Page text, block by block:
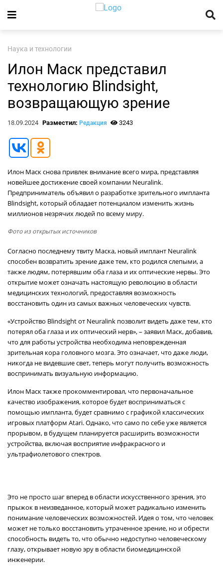
Наука и технологии
Илон Маск представил
технологию Blindsight,
возвращающую зрение
18.09.2024 Разместил: Редакция 3243
Илон Маск снова привлек внимание всего мира, представляя
новейшее достижение своей компании Neuralink.
Предприниматель объявил о разработке зрительного импланта
Blindsight, который обладает потенциалом изменить жизнь
миллионов незрячих людей по всему миру.
Фото из открытых источников
Согласно последнему твиту Маска, новый имплант Neuralink
способен возвратить зрение даже тем, кто родился слепыми, а
также людям, потерявшим оба глаза и их оптические нервы. Это
открытие может означать настоящую революцию в области
медицинских технологий, предоставляя возможность
восстановить один из самых важных человеческих чувств.
«Устройство Blindsight от Neuralink позволит видеть даже тем, кто
потерял оба глаза и их оптический нерв», – заявил Маск, добавив,
что для работы устройства необходима неповрежденная
зрительная кора головного мозга. Это означает, что даже люди,
никогда не видевшие свет, теперь могут получить возможность
воспринимать визуальную информацию.
Илон Маск также прокомментировал, что первоначальное
качество изображения, которое будет восприниматься с
помощью импланта, будет сравнимо с графикой классических
игровых платформ Atari. Однако, что само по себе уже является
прорывом, в будущем планируется расширить возможности
устройства, включая восприятие инфракрасного и
ультрафиолетового спектров.
Это не просто шаг вперед в области искусственного зрения, это
прыжок в неизведанное, который может радикально изменить
понимание человеческих возможностей. Идея о том, что человек
может не только восстановить утраченное зрение, но и обрести
способность видеть то, что обычно недоступно человеческому
глазу, открывает новую эру в области биомедицинской
инженерии.